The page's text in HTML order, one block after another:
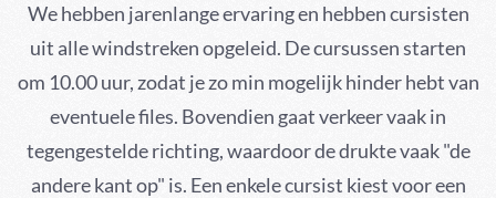
We hebben jarenlange ervaring en hebben cursisten
uit alle windstreken opgeleid. De cursussen starten
om 10.00 uur, zodat je zo min mogelijk hinder hebt van
eventuele files. Bovendien gaat verkeer vaak in
tegengestelde richting, waardoor de drukte vaak "de
andere kant op" is. Een enkele cursist kiest voor een